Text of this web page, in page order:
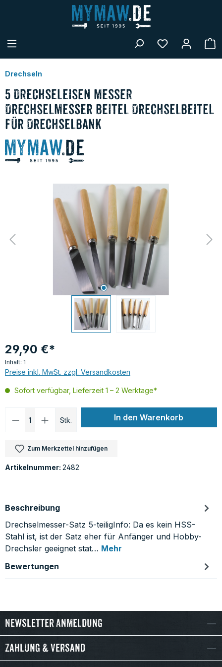
Drechseln
5 Drechseleisen Messer
Drechselmesser Beitel Drechselbeitel
für Drechselbank
Bildergalerie überspringen
29,90 €*
Inhalt: 1
Preise inkl. MwSt. zzgl. Versandkosten
Sofort verfügbar, Lieferzeit 1 – 2 Werktage*
Produkt Anzahl: Gib den gewünschten
Stk. In den Warenkorb
Zum Merkzettel hinzufügen
Artikelnummer: 2482
Beschreibung
Drechselmesser-Satz 5-teiligInfo: Da es kein HSS-
Stahl ist, ist der Satz eher für Anfänger und Hobby-
Drechsler geeignet stat… Mehr
Bewertungen
Newsletter Anmeldung
Zahlung & Versand